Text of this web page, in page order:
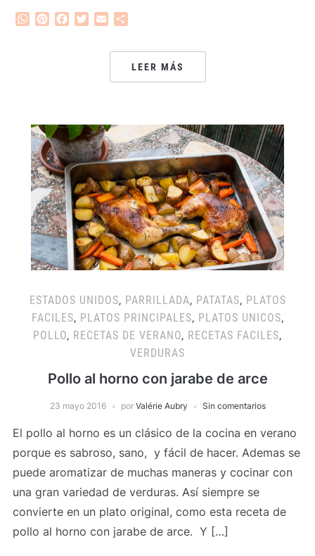
WhatsApp
PinterestFacebook
Twitter
Email
LEER MÁS
ESTADOS UNIDOS, PARRILLADA, PATATAS, PLATOS
FACILES, PLATOS PRINCIPALES, PLATOS UNICOS,
POLLO, RECETAS DE VERANO, RECETAS FACILES,
VERDURAS
Pollo al horno con jarabe de arce
23 mayo 2016 por Valérie Aubry Sin comentarios
El pollo al horno es un clásico de la cocina en verano
porque es sabroso, sano, y fácil de hacer. Ademas se
puede aromatizar de muchas maneras y cocinar con
una gran variedad de verduras. Así siempre se
convierte en un plato original, como esta receta de
pollo al horno con jarabe de arce. Y […]